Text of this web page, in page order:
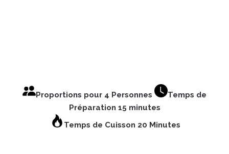
Proportions pour 4 Personnes
Temps de
Préparation 15 minutes
Temps de Cuisson 20 Minutes